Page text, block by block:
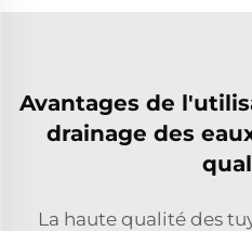
Avantages de
drainage des
La haute qualité des